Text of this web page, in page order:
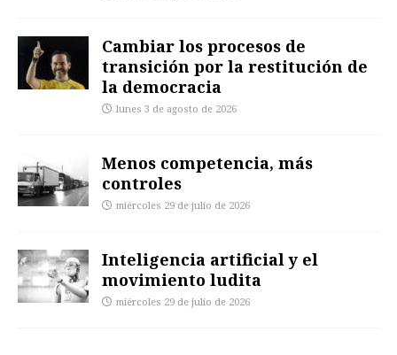
Cambiar los procesos de
transición por la restitución de
la democracia
lunes 3 de agosto de 2026
Menos competencia, más
controles
miércoles 29 de julio de 2026
Inteligencia artificial y el
movimiento ludita
miércoles 29 de julio de 2026